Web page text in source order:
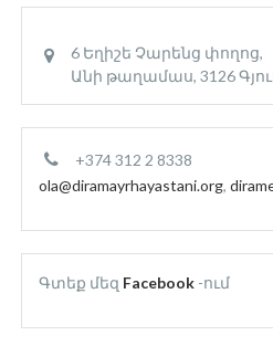
6 Եղիշե Չարենց փողոց,
Անի թաղամաս, 3126
+374 312 2 8338
ola@diramayrhayastani.org,
Գտեք մեզ Facebook -ում